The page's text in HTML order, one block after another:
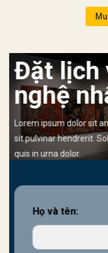
Đặt lịch
nghệ
Lorem ipsum dolor sit
sit pulvinar hendrerit.
quis in urna dolor.
Họ và tên: